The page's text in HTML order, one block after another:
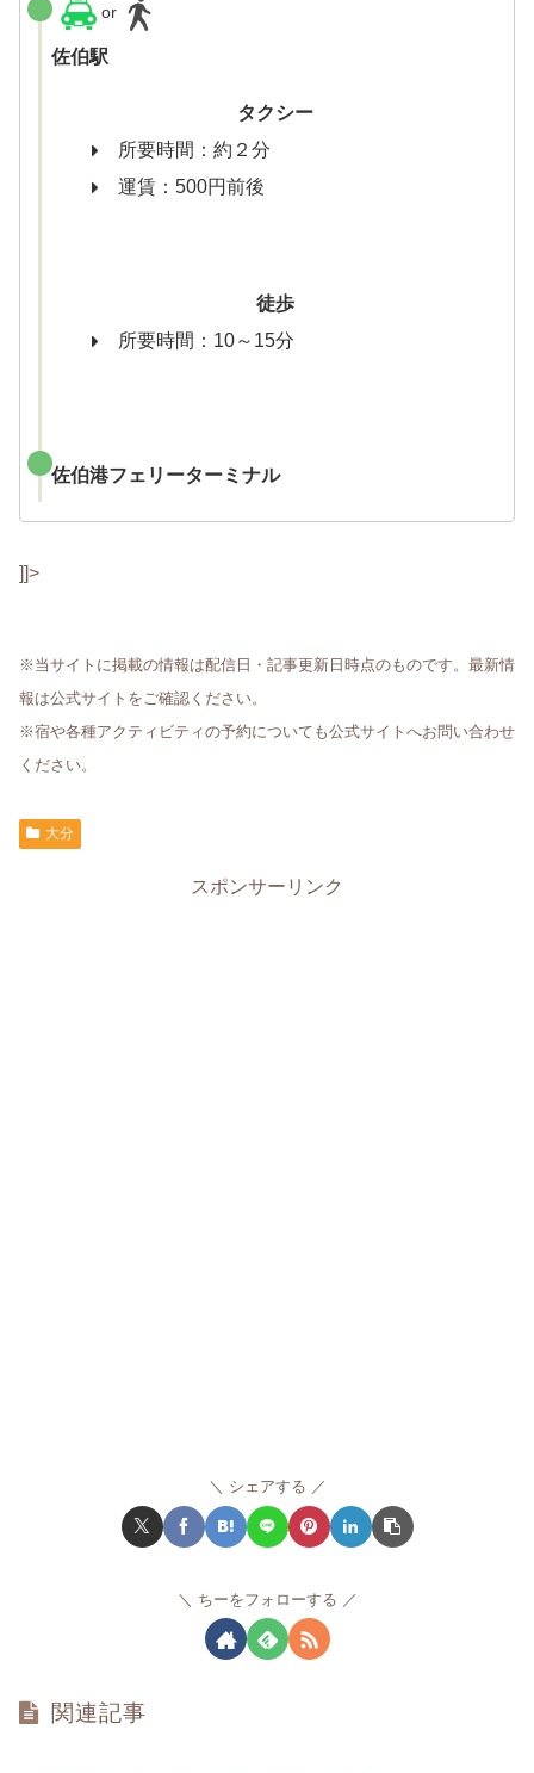
or
佐伯駅
タクシー
所要時間：約２分
運賃：500円前後
徒歩
所要時間：10～15分
佐伯港フェリーターミナル
]]>
※当サイトに掲載の情報は配信日・記事更新日時点のものです。最新情
報は公式サイトをご確認ください。
※宿や各種アクティビティの予約についても公式サイトへお問い合わせ
ください。
大分
スポンサーリンク
シェアする
ちーをフォローする
関連記事